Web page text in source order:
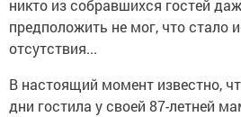
никто из собравшихся гостей
предположить не мог, что стало
отсутствия...
В настоящий момент известно,
дни гостила у своей 87-летней